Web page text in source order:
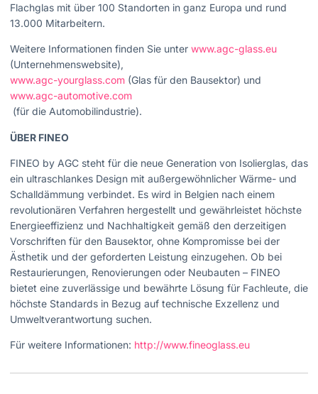
Flachglas mit über 100 Standorten in ganz Europa und rund
13.000 Mitarbeitern.
Weitere Informationen finden Sie unter www.agc-glass.eu
(Unternehmenswebsite),
www.agc-yourglass.com (Glas für den Bausektor) und
www.agc-automotive.com
(für die Automobilindustrie).
ÜBER FINEO
FINEO by AGC steht für die neue Generation von Isolierglas, das
ein ultraschlankes Design mit außergewöhnlicher Wärme- und
Schalldämmung verbindet. Es wird in Belgien nach einem
revolutionären Verfahren hergestellt und gewährleistet höchste
Energieeffizienz und Nachhaltigkeit gemäß den derzeitigen
Vorschriften für den Bausektor, ohne Kompromisse bei der
Ästhetik und der geforderten Leistung einzugehen. Ob bei
Restaurierungen, Renovierungen oder Neubauten – FINEO
bietet eine zuverlässige und bewährte Lösung für Fachleute, die
höchste Standards in Bezug auf technische Exzellenz und
Umweltverantwortung suchen.
Für weitere Informationen: http://www.fineoglass.eu